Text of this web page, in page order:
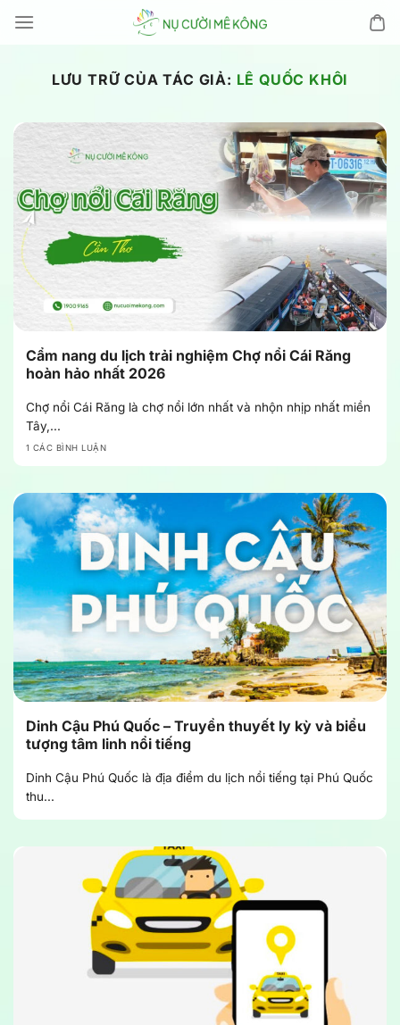
đến
LƯU TRỮ CỦA TÁC GIẢ: LÊ QUỐC KHÔI
Cẩm nang du lịch trải nghiệm Chợ nổi Cái Răng
hoàn hảo nhất 2026
Chợ nổi Cái Răng là chợ nổi lớn nhất và nhộn nhịp nhất miền
Tây,...
1 CÁC BÌNH LUẬN
Dinh Cậu Phú Quốc – Truyền thuyết ly kỳ và biểu
tượng tâm linh nổi tiếng
Dinh Cậu Phú Quốc là địa điểm du lịch nổi tiếng tại Phú Quốc
thu...